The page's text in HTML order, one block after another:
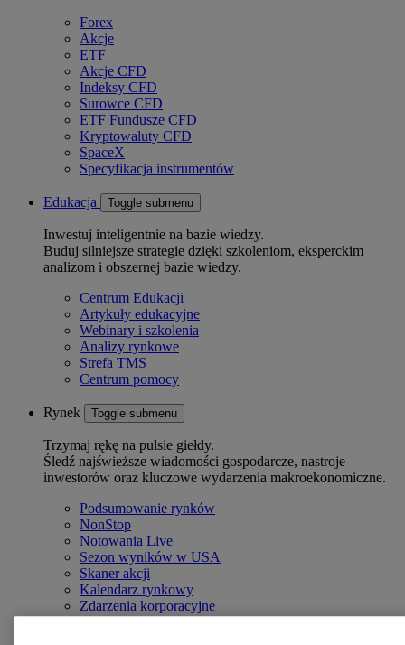
Forex
Akcje
ETF
Akcje CFD
Indeksy CFD
Surowce CFD
ETF Fundusze CFD
Kryptowaluty CFD
SpaceX
Specyfikacja instrumentów
Edukacja Toggle submenu
Inwestuj inteligentnie na bazie wiedzy.
Buduj silniejsze strategie dzięki szkoleniom, eksperckim
analizom i obszernej bazie wiedzy.
Centrum Edukacji
Artykuły edukacyjne
Webinary i szkolenia
Analizy rynkowe
Strefa TMS
Centrum pomocy
Rynek Toggle submenu
Trzymaj rękę na pulsie giełdy.
Śledź najświeższe wiadomości gospodarcze, nastroje
inwestorów oraz kluczowe wydarzenia makroekonomiczne.
Podsumowanie rynków
NonStop
Notowania Live
Sezon wyników w USA
Skaner akcji
Kalendarz rynkowy
Zdarzenia korporacyjne
Sentyment Klientów